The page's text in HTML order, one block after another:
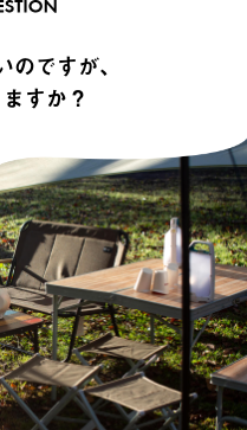
のですが、
すか？